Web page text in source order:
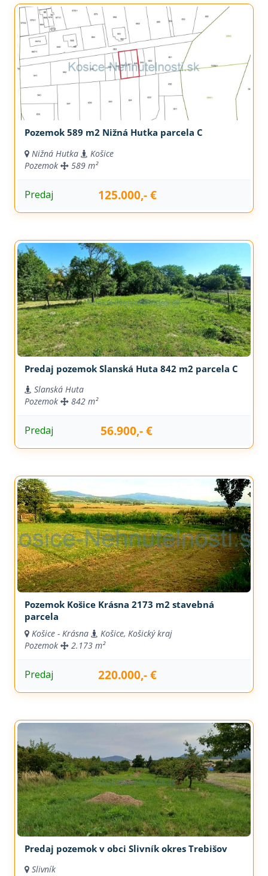
Pozemok 589 m2 Nižná Hutka parcela C
Nižná Hutka
Košice
Pozemok
589 m²
Predaj 125.000,- €
Predaj pozemok Slanská Huta 842 m2 parcela C
Slanská Huta
Pozemok
842 m²
Predaj 56.900,- €
Pozemok Košice Krásna 2173 m2 stavebná
parcela
Košice - Krásna
Košice, Košický kraj
Pozemok
2.173 m²
Predaj 220.000,- €
Predaj pozemok v obci Slivník okres Trebišov
Slivník